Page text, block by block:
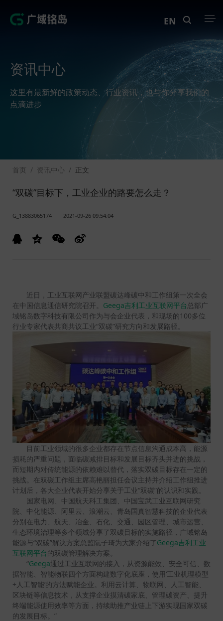
解决方案
案例中心
EN
资讯中心
这里有最新鲜的政策动态、行业资讯，也与你分享我们的
点滴进步
首页 / 资讯中心 / 正文
“双碳”目标下，工业企业的路要怎么走？
G_13883065174 2021-09-26 09:54:04
近日，工业互联网产业联盟碳达峰碳中和工作组第一次全会
在中国信息通信研究院召开。 Geega吉利工业互联网平台总部广
域铭岛数字科技有限公司作为与会企业代表，和现场的100多位
行业专家代表共商共议工业“双碳”研究方向和发展路径。
目前工业领域的很多企业都存在节点信息沟通成本高，能源
损耗的严重问题，面临碳减排目标和发展目标齐头并进的挑战，
而短期内对传统能源的依赖难以替代，落实双碳目标存在一定的
挑战。在双碳工作组主席高艳丽担任会议主持并介绍工作组推进
计划后，各大企业代表开始分享关于工业“双碳”的认识和实践。
国家电网、中国航天科工集团、中国宝武工业互联网研究
院、中化能源、阿里云、浪潮云、青岛国真智慧科技的企业代表
分别在电力、航天、冶金、石化、交通、园区管理、城市运营、
生态环境治理等多个领域分享了双碳目标的实施路径，广域铭岛
能源与“双碳”解决方案总监阮子琦为大家介绍了Geega吉利工业
互联网平台的双碳管理解决方案。
“Geega通过工业互联网的接入，从资源能效、安全可信、数
据智能、智能物联四个方面构建数字化底座，使用‘工业机理模型
+人工智能’的方法赋能企业。利用云计算、物联网、人工智能、
区块链等信息技术，从支撑企业摸清碳家底、管理碳资产、提升
终端能源使用效率等方面，持续助推产业链上下游实现国家双碳
的发展目标。”